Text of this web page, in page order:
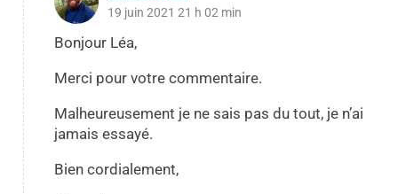
19 juin 2021 21 h 02 min
Bonjour Léa,
Merci pour votre commentaire.
Malheureusement je ne sais pas du tout, je n’ai
jamais essayé.
Bien cordialement,